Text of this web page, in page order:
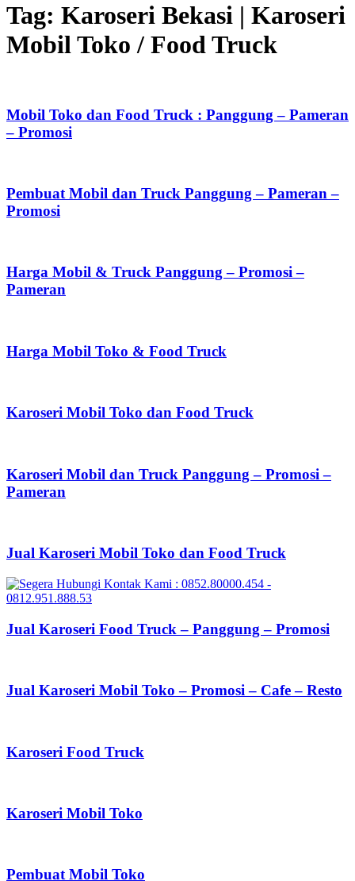
Tag: Karoseri Bekasi | Karoseri
Mobil Toko / Food Truck
Mobil Toko dan Food Truck : Panggung – Pameran
– Promosi
Pembuat Mobil dan Truck Panggung – Pameran –
Promosi
Harga Mobil & Truck Panggung – Promosi –
Pameran
Harga Mobil Toko & Food Truck
Karoseri Mobil Toko dan Food Truck
Karoseri Mobil dan Truck Panggung – Promosi –
Pameran
Jual Karoseri Mobil Toko dan Food Truck
Jual Karoseri Food Truck – Panggung – Promosi
Jual Karoseri Mobil Toko – Promosi – Cafe – Resto
Karoseri Food Truck
Karoseri Mobil Toko
Pembuat Mobil Toko